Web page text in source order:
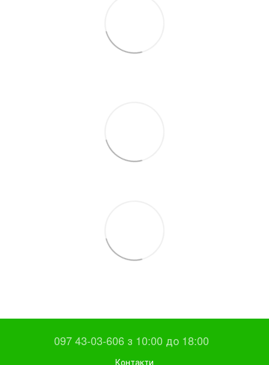
097 43-03-606 з 10:00 до 18:00
Контакти